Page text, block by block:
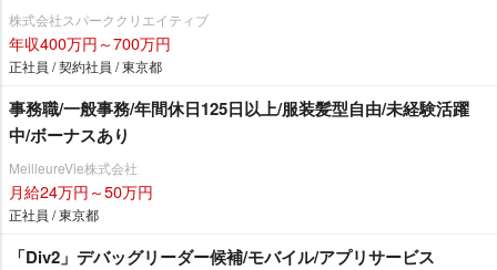
株式会社スパーククリエイティブ
年収400万円～700万円
正社員 / 契約社員 / 東京都
事務職/一般事務/年間休日125日以上/服装髪型自由/未経験活躍
中/ボーナスあり
MeilleureVie株式会社
月給24万円～50万円
正社員 / 東京都
「Div2」デバッグリーダー候補/モバイル/アプリサービス